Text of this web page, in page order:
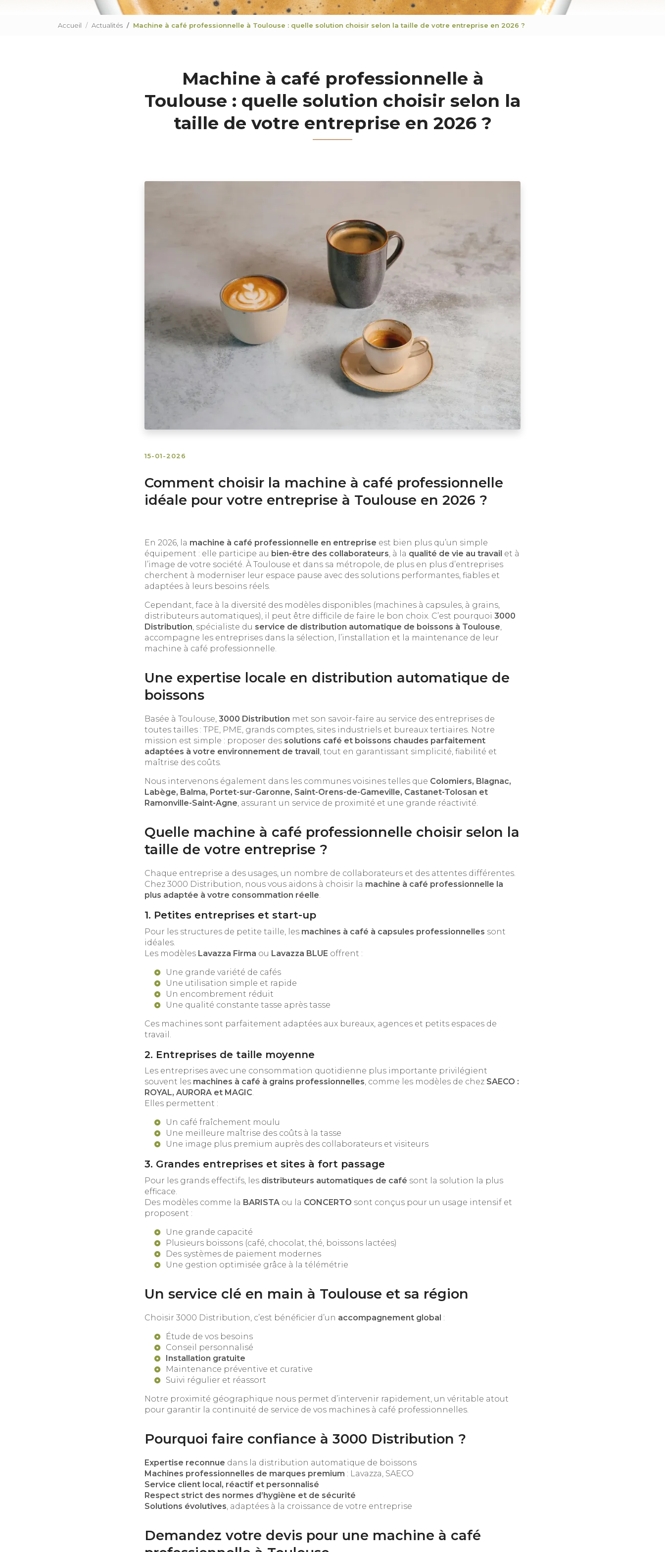
Accueil Actualités Machine à café professionnelle à Toulouse : quelle solution choisir selon la taille de votre entreprise en 2026 ?
Machine à café professionnelle à
Toulouse : quelle solution choisir selon la
taille de votre entreprise en 2026 ?
15-01-2026
Comment choisir la machine à café professionnelle
idéale pour votre entreprise à Toulouse en 2026 ?
En 2026, la machine à café professionnelle en entreprise est bien plus qu’un simple
équipement : elle participe au bien-être des collaborateurs, à la qualité de vie au travail et à
l’image de votre société. À Toulouse et dans sa métropole, de plus en plus d’entreprises
cherchent à moderniser leur espace pause avec des solutions performantes, fiables et
adaptées à leurs besoins réels.
Cependant, face à la diversité des modèles disponibles (machines à capsules, à grains,
distributeurs automatiques), il peut être difficile de faire le bon choix. C’est pourquoi 3000
Distribution, spécialiste du service de distribution automatique de boissons à Toulouse,
accompagne les entreprises dans la sélection, l’installation et la maintenance de leur
machine à café professionnelle.
Une expertise locale en distribution automatique de
boissons
Basée à Toulouse, 3000 Distribution met son savoir-faire au service des entreprises de
toutes tailles : TPE, PME, grands comptes, sites industriels et bureaux tertiaires. Notre
mission est simple : proposer des solutions café et boissons chaudes parfaitement
adaptées à votre environnement de travail, tout en garantissant simplicité, fiabilité et
maîtrise des coûts.
Nous intervenons également dans les communes voisines telles que Colomiers, Blagnac,
Labège, Balma, Portet-sur-Garonne, Saint-Orens-de-Gameville, Castanet-Tolosan et
Ramonville-Saint-Agne, assurant un service de proximité et une grande réactivité.
Quelle machine à café professionnelle choisir selon la
taille de votre entreprise ?
Chaque entreprise a des usages, un nombre de collaborateurs et des attentes différentes.
Chez 3000 Distribution, nous vous aidons à choisir la machine à café professionnelle la
plus adaptée à votre consommation réelle.
1. Petites entreprises et start-up
Pour les structures de petite taille, les machines à café à capsules professionnelles sont
idéales.
Les modèles Lavazza Firma ou Lavazza BLUE offrent :
Une grande variété de cafés
Une utilisation simple et rapide
Un encombrement réduit
Une qualité constante tasse après tasse
Ces machines sont parfaitement adaptées aux bureaux, agences et petits espaces de
travail.
2. Entreprises de taille moyenne
Les entreprises avec une consommation quotidienne plus importante privilégient
souvent les machines à café à grains professionnelles, comme les modèles de chez SAECO :
ROYAL, AURORA et MAGIC.
Elles permettent :
Un café fraîchement moulu
Une meilleure maîtrise des coûts à la tasse
Une image plus premium auprès des collaborateurs et visiteurs
3. Grandes entreprises et sites à fort passage
Pour les grands effectifs, les distributeurs automatiques de café sont la solution la plus
efficace.
Des modèles comme la BARISTA ou la CONCERTO sont conçus pour un usage intensif et
proposent :
Une grande capacité
Plusieurs boissons (café, chocolat, thé, boissons lactées)
Des systèmes de paiement modernes
Une gestion optimisée grâce à la télémétrie
Un service clé en main à Toulouse et sa région
Choisir 3000 Distribution, c’est bénéficier d’un accompagnement global :
Étude de vos besoins
Conseil personnalisé
Installation gratuite
Maintenance préventive et curative
Suivi régulier et réassort
Notre proximité géographique nous permet d’intervenir rapidement, un véritable atout
pour garantir la continuité de service de vos machines à café professionnelles.
Pourquoi faire confiance à 3000 Distribution ?
Expertise reconnue dans la distribution automatique de boissons
Machines professionnelles de marques premium : Lavazza, SAECO
Service client local, réactif et personnalisé
Respect strict des normes d’hygiène et de sécurité
Solutions évolutives , adaptées à la croissance de votre entreprise
Demandez votre devis pour une machine à café